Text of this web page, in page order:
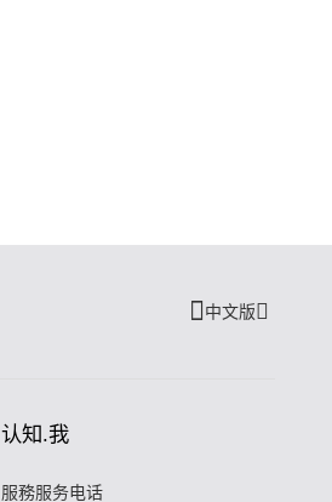
中文版
认知.我
服務服务电话